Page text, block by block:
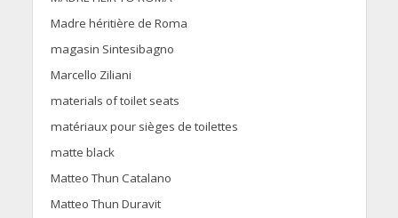
Madre héritière de Roma
magasin Sintesibagno
Marcello Ziliani
materials of toilet seats
matériaux pour sièges de toilettes
matte black
Matteo Thun Catalano
Matteo Thun Duravit